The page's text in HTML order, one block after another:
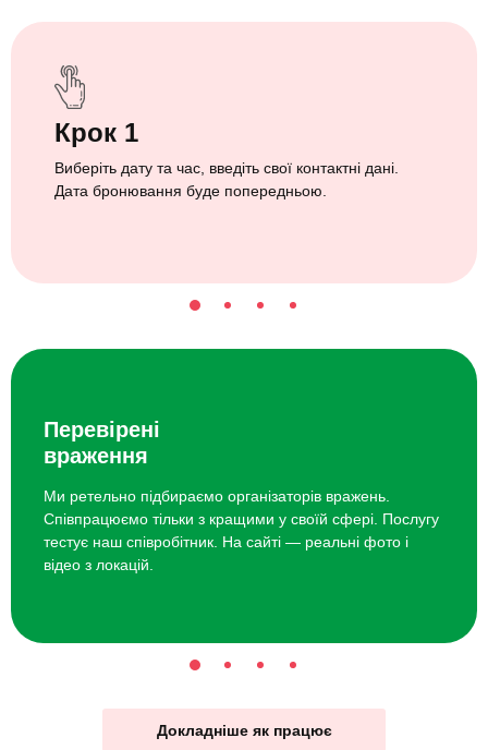
Крок 1
Виберіть дату та час, введіть свої контактні дані.
Дата бронювання буде попередньою.
Перевірені
враження
Ми ретельно підбираємо організаторів вражень.
Співпрацюємо тільки з кращими у своїй сфері. Послугу
тестує наш співробітник. На сайті — реальні фото і
відео з локацій.
Докладніше як працює